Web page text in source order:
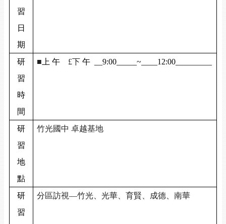
習
日
期
研
習
時
間
■ 上 午 £下 午__9:00_____~____12:00_________
研
習
地
點
竹光國中 卓越基地
研
習
分區訪視—竹光、光華、育賢、成德、南華